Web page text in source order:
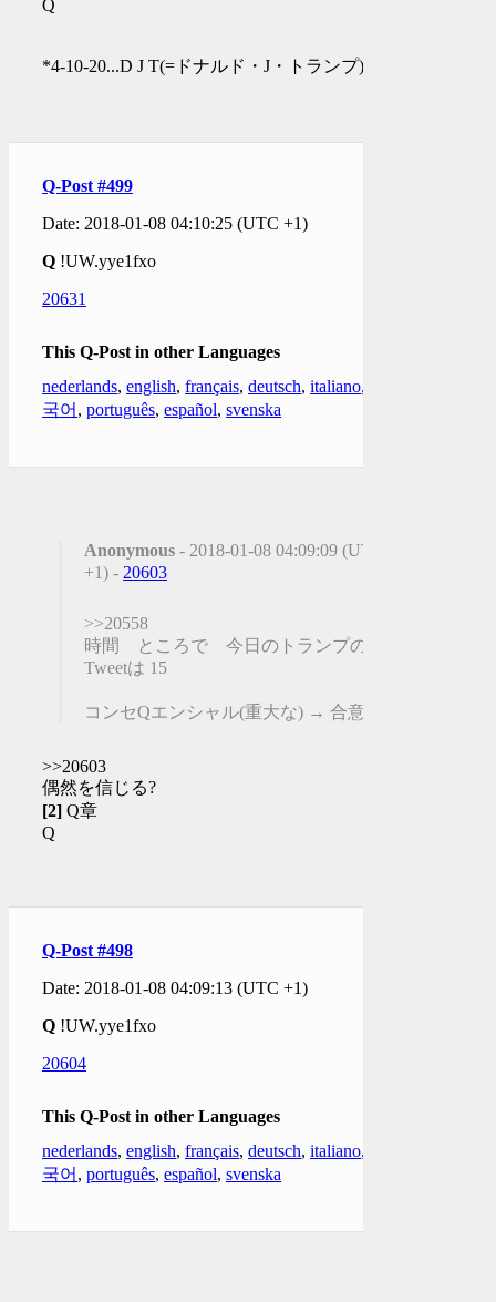
Q
*4-10-20...D J T(=ドナルド・J・トランプ)
Q-Post #499
Date: 2018-01-08 04:10:25 (UTC +1)
Q !UW.yye1fxo
20631
This Q-Post in other Languages
nederlands, english, français, deutsch, italiano,
국어 , português, español, svenska
Anonymous - 2018-01-08 04:09:09 (UTC
+1) - 20603
>>20558
時間 ところで 今日のトランプの
Tweetは 15
コンセQエンシャル(重大な) → 合意の
>>20603
偶然を信じる?
[2] Q章
Q
Q-Post #498
Date: 2018-01-08 04:09:13 (UTC +1)
Q !UW.yye1fxo
20604
This Q-Post in other Languages
nederlands, english, français, deutsch, italiano,
국어 , português, español, svenska